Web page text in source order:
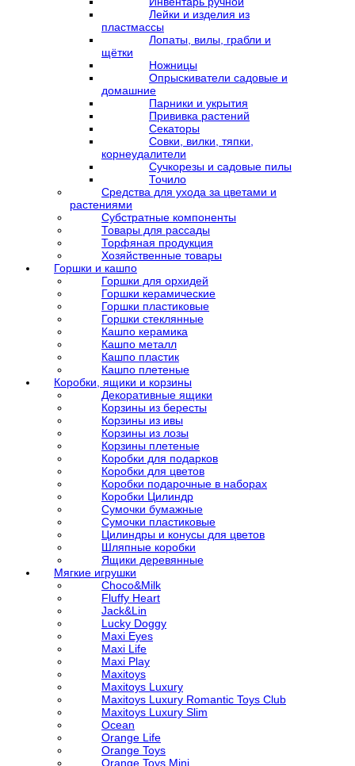
Лейки и изделия из
пластмассы
Лопаты, вилы, грабли и
щётки
Ножницы
Опрыскиватели садовые и
домашние
Парники и укрытия
Прививка растений
Секаторы
Совки, вилки, тяпки,
корнеудалители
Сучкорезы и садовые пилы
Точило
Средства для ухода за цветами и
растениями
Субстратные компоненты
Товары для рассады
Торфяная продукция
Хозяйственные товары
Горшки и кашпо
Горшки для орхидей
Горшки керамические
Горшки пластиковые
Горшки стеклянные
Кашпо керамика
Кашпо металл
Кашпо пластик
Кашпо плетеные
Коробки, ящики и корзины
Декоративные ящики
Корзины из бересты
Корзины из ивы
Корзины из лозы
Корзины плетеные
Коробки для подарков
Коробки для цветов
Коробки подарочные в наборах
Коробки Цилиндр
Сумочки бумажные
Сумочки пластиковые
Цилиндры и конусы для цветов
Шляпные коробки
Ящики деревянные
Мягкие игрушки
Choco&Milk
Fluffy Heart
Jack&Lin
Lucky Doggy
Maxi Eyes
Maxi Life
Maxi Play
Maxitoys
Maxitoys Luxury
Maxitoys Luxury Romantic Toys Club
Maxitoys Luxury Slim
Ocean
Orange Life
Orange Toys
Orange Toys Mini